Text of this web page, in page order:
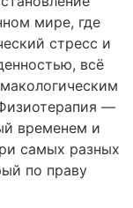
мире, где
стресс и
всё
—
временем и
самых разных
по праву